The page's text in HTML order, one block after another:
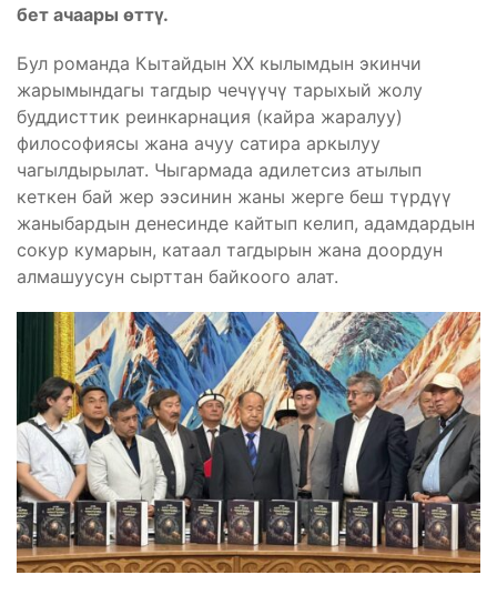
бет ачаары өттү.
Бул романда Кытайдын XX кылымдын экинчи
жарымындагы тагдыр чечүүчү тарыхый жолу
буддисттик реинкарнация (кайра жаралуу)
философиясы жана ачуу сатира аркылуу
чагылдырылат. Чыгармада адилетсиз атылып
кеткен бай жер ээсинин жаны жерге беш түрдүү
жаныбардын денесинде кайтып келип, адамдардын
сокур кумарын, катаал тагдырын жана доордун
алмашуусун сырттан байкоого алат.